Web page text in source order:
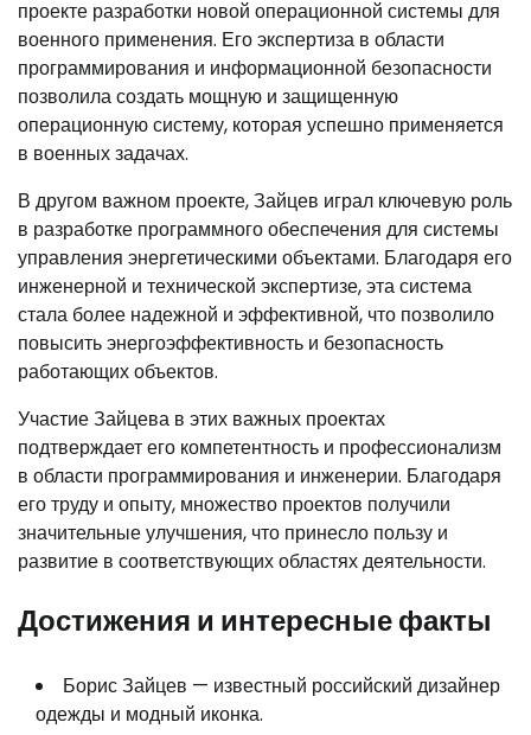
проекте разработки новой операционной системы для
военного применения. Его экспертиза в области
программирования и информационной безопасности
позволила создать мощную и защищенную
операционную систему, которая успешно применяется
в военных задачах.
В другом важном проекте, Зайцев играл ключевую роль
в разработке программного обеспечения для системы
управления энергетическими объектами. Благодаря его
инженерной и технической экспертизе, эта система
стала более надежной и эффективной, что позволило
повысить энергоэффективность и безопасность
работающих объектов.
Участие Зайцева в этих важных проектах
подтверждает его компетентность и профессионализм
в области программирования и инженерии. Благодаря
его труду и опыту, множество проектов получили
значительные улучшения, что принесло пользу и
развитие в соответствующих областях деятельности.
Достижения и интересные факты
Борис Зайцев — известный российский дизайнер
одежды и модный иконка.